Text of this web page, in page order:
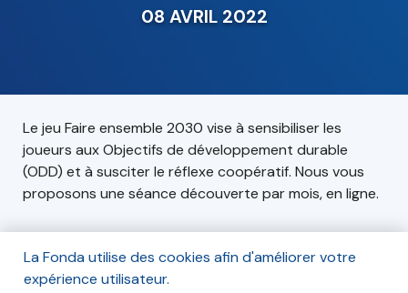
08 AVRIL 2022
Le jeu Faire ensemble 2030 vise à sensibiliser les
joueurs aux Objectifs de développement durable
(ODD) et à susciter le réflexe coopératif. Nous vous
proposons une séance découverte par mois, en ligne.
Informations
La Fonda utilise des cookies afin d'améliorer votre
expérience utilisateur.